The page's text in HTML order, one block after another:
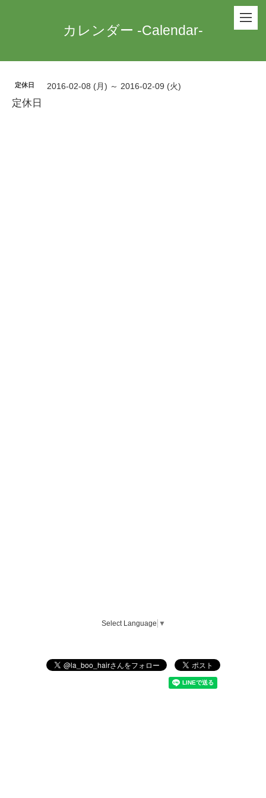
カレンダー -Calendar-
定休日 2016-02-08 (月) ～ 2016-02-09 (火)
定休日
Select Language ▼